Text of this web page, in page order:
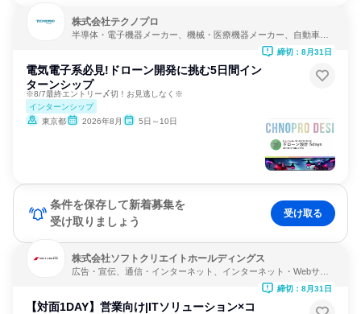
株式会社テクノプロ
半導体・電子機器メーカー、機械・医療機器メーカー、自動車・
電気電子系必見!ドローン開発に挑む5日間イン
ターンシップ
※8/7最終エントリー〆切！お見逃しなく※
インターンシップ
東京都
2026年8月 5日～10日
締切：8月31日
条件を保存して新着募集を
受け取りましょう
受け取る
株式会社ソフトクリエイトホールディングス
広告・宣伝、通信・インターネット、インターネット・Webサー
【対面1DAY】営業向け|ITソリューション×コ
締切：8月31日